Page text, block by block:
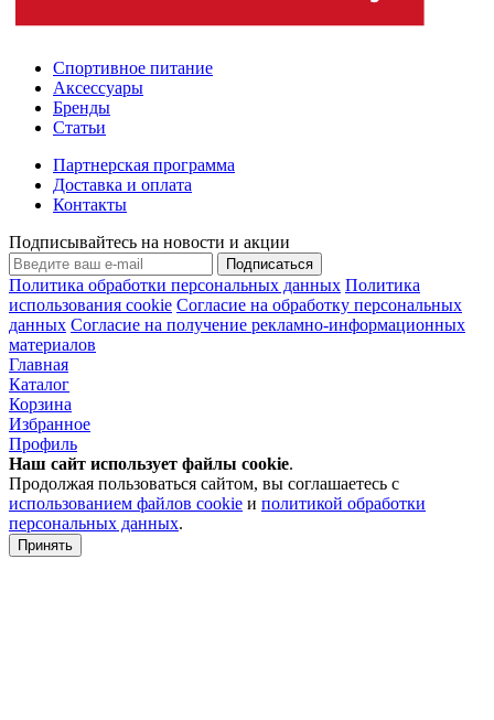
Спортивное питание
Аксессуары
Бренды
Статьи
Партнерская программа
Доставка и оплата
Контакты
Подписывайтесь на новости и акции
Подписаться
Политика обработки персональных данных Политика
использования cookie Согласие на обработку персональных
данных Согласие на получение рекламно-информационных
материалов
Главная
Каталог
Корзина
Избранное
Профиль
Наш сайт использует файлы cookie.
Продолжая пользоваться сайтом, вы соглашаетесь с
использованием файлов cookie и политикой обработки
персональных данных.
Принять